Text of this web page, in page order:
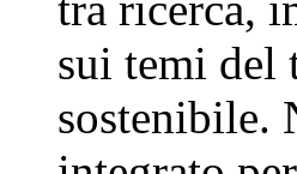
sui temi del
sostenibile.